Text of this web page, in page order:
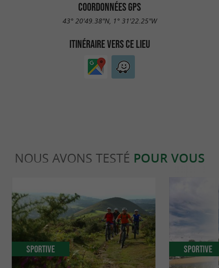
COORDONNÉES GPS
43° 20'49.38"N, 1° 31'22.25"W
ITINÉRAIRE VERS CE LIEU
NOUS AVONS TESTÉ POUR VOUS
Sportive Sportive